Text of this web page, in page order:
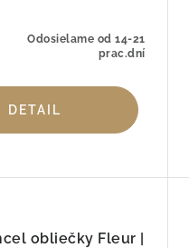
Odosielame od 14-21
prac.dní
DETAIL
obliečky Fleur |